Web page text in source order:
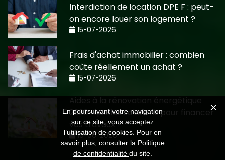
Interdiction de location DPE F : peut-
on encore louer son logement ?
15-07-2026
Frais d'achat immobilier : combien
coûte réellement un achat ?
15-07-2026
Aides à la rénovation énergétique
2026 : quelles solutions pour financer
vos travaux ?
10-06-2026
En poursuivant votre navigation
sur ce site, vous acceptez
l’utilisation de cookies. Pour en
savoir plus, consulter la Politique
de confidentialité du site.